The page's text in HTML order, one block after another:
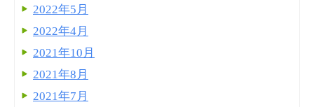
2022年5月
2022年4月
2021年10月
2021年8月
2021年7月